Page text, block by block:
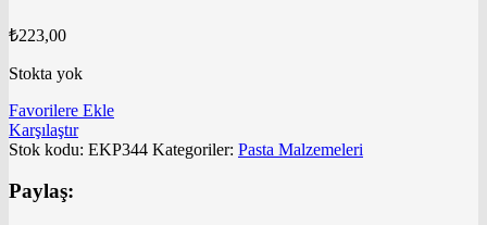
₺223,00
Stokta yok
Favorilere Ekle
Karşılaştır
Stok kodu: EKP344 Kategoriler: Pasta Malzemeleri
Paylaş: